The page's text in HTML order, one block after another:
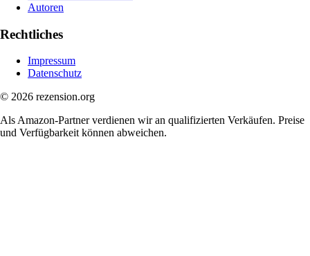
Autoren
Rechtliches
Impressum
Datenschutz
© 2026 rezension.org
Als Amazon-Partner verdienen wir an qualifizierten Verkäufen. Preise
und Verfügbarkeit können abweichen.